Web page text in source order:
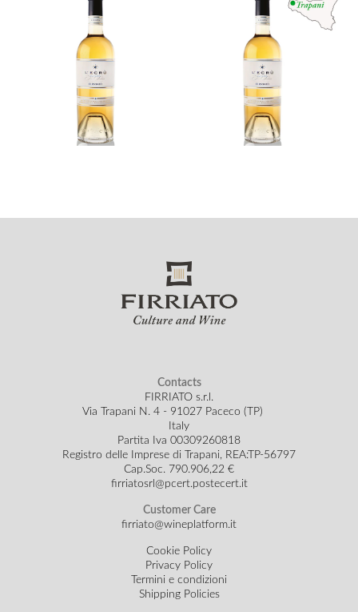
Contacts
FIRRIATO s.r.l.
Via Trapani N. 4 - 91027 Paceco (TP)
Italy
Partita Iva 00309260818
Registro delle Imprese di Trapani, REA:TP-56797
Cap.Soc. 790.906,22 €
firriatosrl@pcert.postecert.it
Customer Care
firriato@wineplatform.it
Cookie Policy
Privacy Policy
Termini e condizioni
Shipping Policies